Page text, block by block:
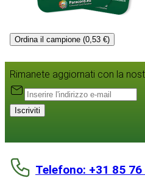
Ordina il campione (0,53 €)
Rimanete aggiornati con la
Iscriviti
Telefono: +31 85